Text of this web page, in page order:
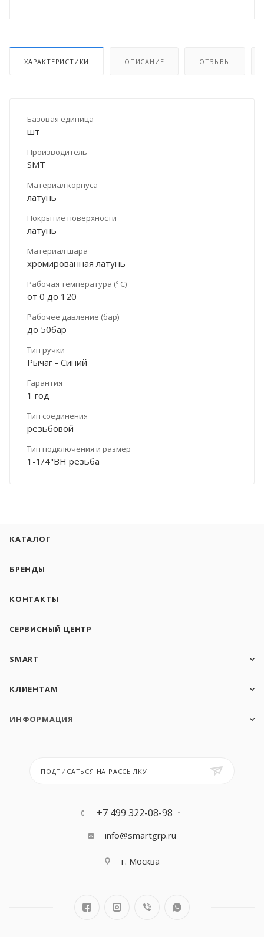
ХАРАКТЕРИСТИКИ ОПИСАНИЕ ОТЗЫВЫ
Базовая единица
шт
Производитель
SMT
Материал корпуса
латунь
Покрытие поверхности
латунь
Материал шара
хромированная латунь
Рабочая температура (º С)
от 0 до 120
Рабочее давление (бар)
до 50бар
Тип ручки
Рычаг - Синий
Гарантия
1 год
Тип соединения
резьбовой
Тип подключения и размер
1-1/4"ВН резьба
КАТАЛОГ
БРЕНДЫ
КОНТАКТЫ
СЕРВИСНЫЙ ЦЕНТР
SMART
КЛИЕНТАМ
ИНФОРМАЦИЯ
ПОДПИСАТЬСЯ НА РАССЫЛКУ
+7 499 322-08-98
info@smartgrp.ru
г. Москва